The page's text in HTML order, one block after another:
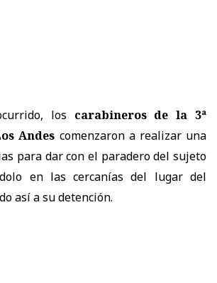
los carabineros de la 3ª
Andes comenzaron a realizar una
para dar con el paradero del sujeto
en las cercanías del lugar del
así a su detención.